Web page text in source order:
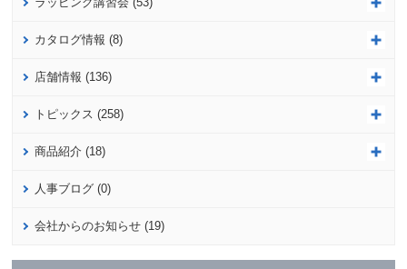
カタログ情報 (8)
店舗情報 (136)
トピックス (258)
商品紹介 (18)
人事ブログ (0)
会社からのお知らせ (19)